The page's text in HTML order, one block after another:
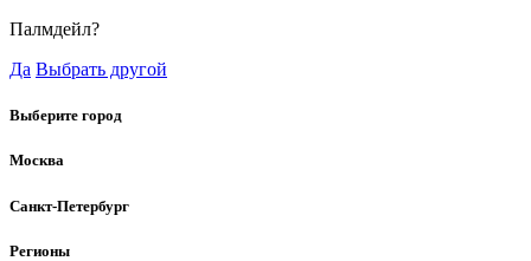
Палмдейл?
Да Выбрать другой
Выберите город
Москва
Санкт-Петербург
Регионы